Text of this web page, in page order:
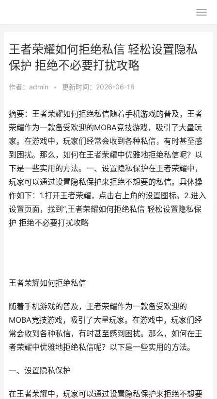
王者荣耀如何拒绝私信 轻松设置隐私
保护 拒绝不必要打扰攻略
作者： admin • 更新时间：2026-06-18
摘要：王者荣耀如何拒绝私信随着手机游戏的普及，王者
荣耀作为一款备受欢迎的MOBA竞技游戏，吸引了大量玩
家。在游戏中，玩家们经常会收到各种私信，有时甚至感
到困扰。那么，如何在王者荣耀中优雅地拒绝私信呢？以
下是一些实用的方法。一、设置隐私保护在王者荣耀中，
玩家可以通过设置隐私保护来拒绝不想要的私信。具体操
作如下：1.打开王者荣耀，点击右上角的设置图标。2.进入
设置页面，找到“,王者荣耀如何拒绝私信 轻松设置隐私保
护 拒绝不必要打扰攻略
王者荣耀如何拒绝私信
随着手机游戏的普及，王者荣耀作为一款备受欢迎的
MOBA竞技游戏，吸引了大量玩家。在游戏中，玩家们经
常会收到各种私信，有时甚至感到困扰。那么，如何在王
者荣耀中优雅地拒绝私信呢？以下是一些实用的方法。
一、设置隐私保护
在王者荣耀中，玩家可以通过设置隐私保护来拒绝不想要